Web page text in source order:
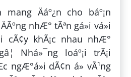
Äáº¿n cho báº¡n
ÄÃºng nhÆ° tÃªn gá»i vá»i
cÃ¢y khÃ¡c nhau nhÆ°
Nhá»¯ng loáº¡i trÃ¡i
ngÆ°á»i dÃ¢n á» vÃ¹ng